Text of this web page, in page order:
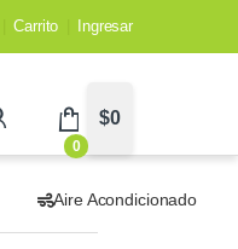
Carrito Ingresar
0
$0
Aire Acondicionado